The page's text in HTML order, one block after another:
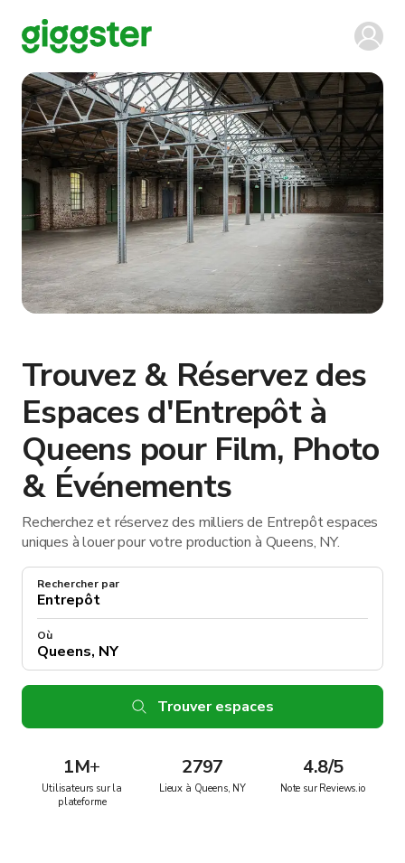
Trouvez & Réservez des
Espaces d'Entrepôt à
Queens pour Film, Photo
& Événements
Recherchez et réservez des milliers de Entrepôt espaces
uniques à louer pour votre production à Queens, NY.
Rechercher par
Où
Trouver espaces
1M+
Utilisateurs sur la
plateforme
2797
Lieux à Queens, NY
4.8/5
Note sur Reviews.io